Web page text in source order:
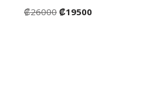
₡26000 ₡19500